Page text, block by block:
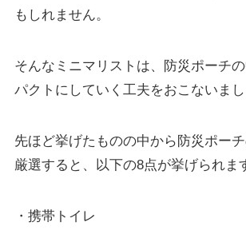
もしれません。
そんなミニマリストは、防災ポーチ
パクトにしていく工夫をおこないまし
先ほど挙げたものの中から防災ポー
厳選すると、以下の8点が挙げられま
・携帯トイレ